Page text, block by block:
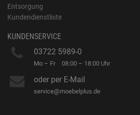
Entsorgung
Kundendienstliste
KUNDENSERVICE
03722 5989-0
Mo – Fr 08:00 – 18:00 Uhr
oder per E-Mail
service@moebelplus.de